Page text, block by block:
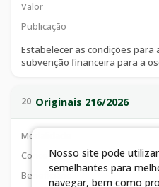
Valor
Publicação
Estabelecer as condições
subvenção financeira para a
mirim no município de catalão.
20 Originais 216/2026
Modalidade
Concedente
Beneficiário
Nosso site pode
semelhantes para
navegar, bem como